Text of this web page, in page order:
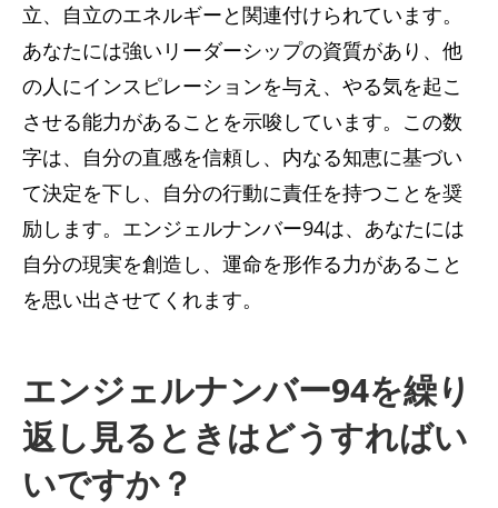
立、自立のエネルギーと関連付けられています。
あなたには強いリーダーシップの資質があり、他
の人にインスピレーションを与え、やる気を起こ
させる能力があることを示唆しています。この数
字は、自分の直感を信頼し、内なる知恵に基づい
て決定を下し、自分の行動に責任を持つことを奨
励します。エンジェルナンバー94は、あなたには
自分の現実を創造し、運命を形作る力があること
を思い出させてくれます。
エンジェルナンバー94を繰り
返し見るときはどうすればい
いですか？